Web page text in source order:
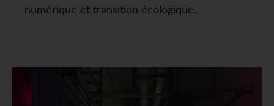
numérique et transition écologique.